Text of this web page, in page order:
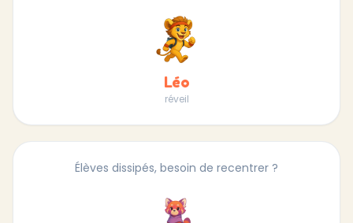
Léo
réveil
Élèves dissipés, besoin de recentrer ?